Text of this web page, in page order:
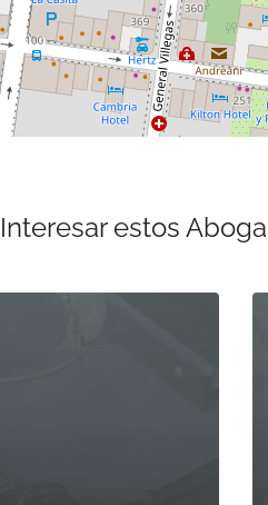
estos